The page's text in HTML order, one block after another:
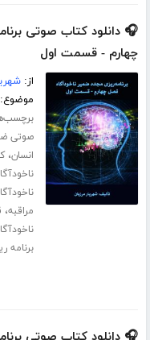
🎧 دانلود کتاب صوتی
چهارم - قسمت اول
از:
صوتی
انسان،
مراقبه،
برنامه